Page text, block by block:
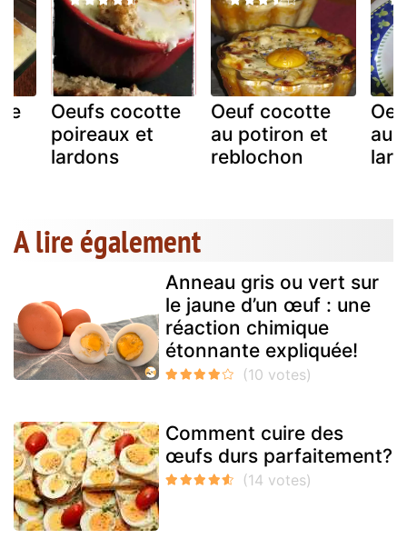
Oeufs cocotte
poireaux et
lardons
Oeuf cocotte
au potiron et
reblochon
au
A lire également
Anneau gris ou vert sur
le jaune d’un œuf : une
réaction chimique
étonnante expliquée!
Comment cuire des
œufs durs parfaitement?